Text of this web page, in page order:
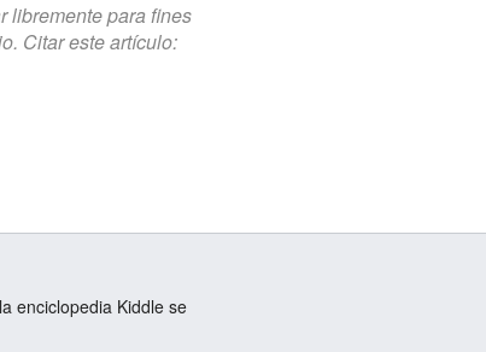
libremente para fines
Citar este artículo:
enciclopedia Kiddle se